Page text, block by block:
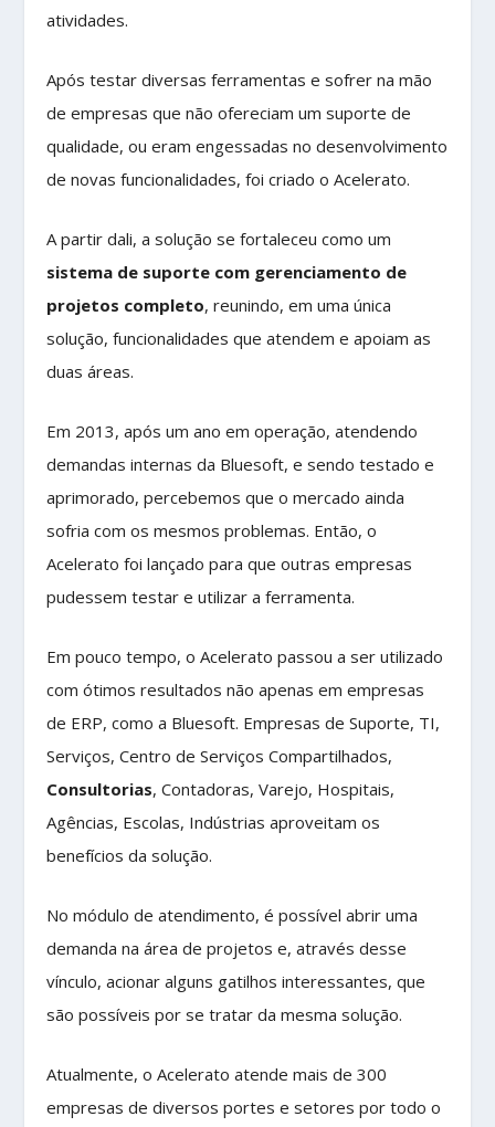
atividades.
Após testar diversas ferramentas e sofrer na mão
de empresas que não ofereciam um suporte de
qualidade, ou eram engessadas no desenvolvimento
de novas funcionalidades, foi criado o Acelerato.
A partir dali, a solução se fortaleceu como um
sistema de suporte com gerenciamento de
projetos completo, reunindo, em uma única
solução, funcionalidades que atendem e apoiam as
duas áreas.
Em 2013, após um ano em operação, atendendo
demandas internas da Bluesoft, e sendo testado e
aprimorado, percebemos que o mercado ainda
sofria com os mesmos problemas. Então, o
Acelerato foi lançado para que outras empresas
pudessem testar e utilizar a ferramenta.
Em pouco tempo, o Acelerato passou a ser utilizado
com ótimos resultados não apenas em empresas
de ERP, como a Bluesoft. Empresas de Suporte, TI,
Serviços, Centro de Serviços Compartilhados,
Consultorias, Contadoras, Varejo, Hospitais,
Agências, Escolas, Indústrias aproveitam os
benefícios da solução.
No módulo de atendimento, é possível abrir uma
demanda na área de projetos e, através desse
vínculo, acionar alguns gatilhos interessantes, que
são possíveis por se tratar da mesma solução.
Atualmente, o Acelerato atende mais de 300
empresas de diversos portes e setores por todo o